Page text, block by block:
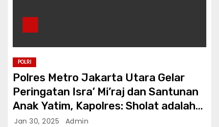
POLRI
Polres Metro Jakarta Utara Gelar
Peringatan Isra’ Mi’raj dan Santunan
Anak Yatim, Kapolres: Sholat adalah
Tiang Agama
Jan 30, 2025 Admin